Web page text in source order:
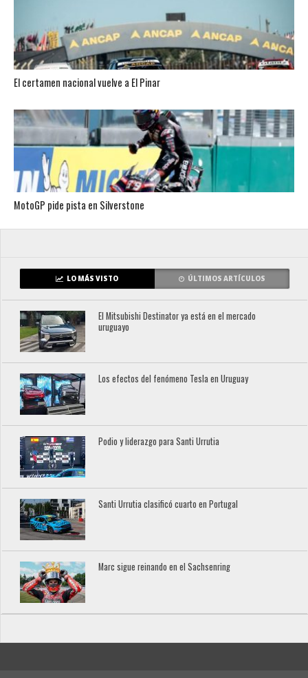
El certamen nacional vuelve a El Pinar
MotoGP pide pista en Silverstone
LO MÁS VISTO ÚLTIMOS ARTÍCULOS
El Mitsubishi Destinator ya está en el mercado
uruguayo
Los efectos del fenómeno Tesla en Uruguay
Podio y liderazgo para Santi Urrutia
Santi Urrutia clasificó cuarto en Portugal
Marc sigue reinando en el Sachsenring